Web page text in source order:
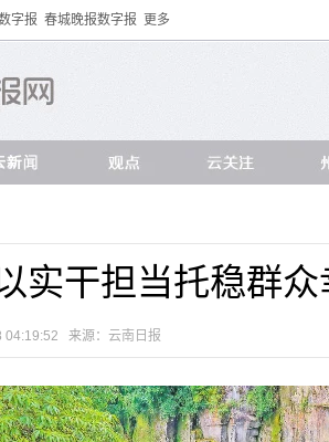
字报 春城晚报数字报 更多
实干担当托稳群众
来源： 云南日报